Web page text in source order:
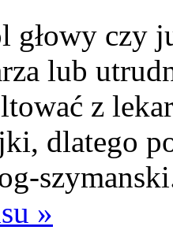
głowy czy
lub
z
dlatego
»